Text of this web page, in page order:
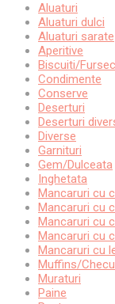
Aluaturi
Aluaturi dulci
Aluaturi sarate
Aperitive
Biscuiti/
Condimente
Conserve
Deserturi
Deserturi
Diverse
Garnituri
Gem/Dulceata
Inghetata
Mancaruri cu
Mancaruri cu
Mancaruri cu
Mancaruri cu
Mancaruri cu
Muffins/
Muraturi
Paine